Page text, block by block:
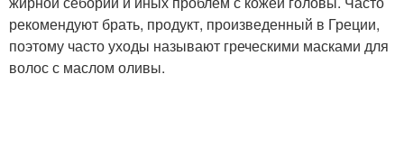
рекомендуют брать, продукт, произведенный в Греции,
поэтому часто уходы называют греческими масками для
волос с маслом оливы.